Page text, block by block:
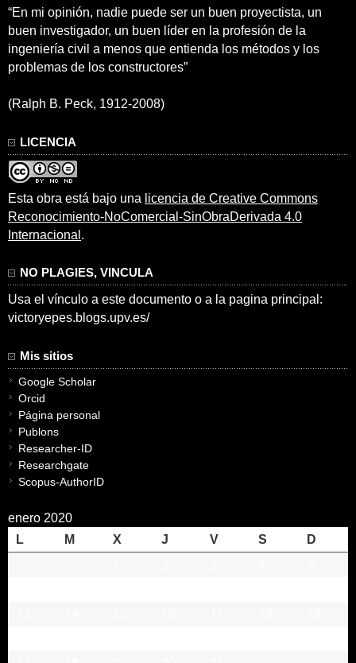
“En mi opinión, nadie puede ser un buen proyectista, un
buen investigador, un buen líder en la profesión de la
ingeniería civil a menos que entienda los métodos y los
problemas de los constructores”
(Ralph B. Peck, 1912-2008)
LICENCIA
Esta obra está bajo una licencia de Creative Commons
Reconocimiento-NoComercial-SinObraDerivada 4.0
Internacional .
NO PLAGIES, VINCULA
Usa el vínculo a este documento o a la pagina principal:
victoryepes.blogs.upv.es/
Mis sitios
Google Scholar
Orcid
Página personal
Publons
Researcher-ID
Researchgate
Scopus-AuthorID
enero 2020
L
M X J V S
D